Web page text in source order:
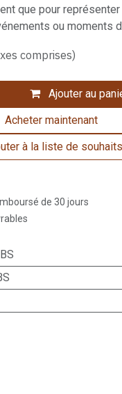
que pour
ou moments
comprises)
Ajouter au
Acheter maintenant
à la liste de souhaits
de 30 jours
BS